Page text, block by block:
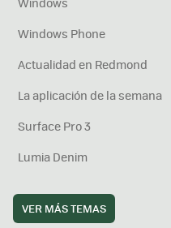
Windows Phone
Actualidad en Redmond
La aplicación de la semana
Surface Pro 3
Lumia Denim
VER MÁS TEMAS